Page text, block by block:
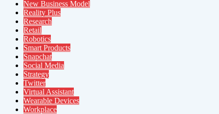
New Business Model
Reality Plus
Research
Retail
Robotics
Smart Products
Snapchat
Social Media
Strategy
Twitter
Virtual Assistant
Wearable Devices
Workplace